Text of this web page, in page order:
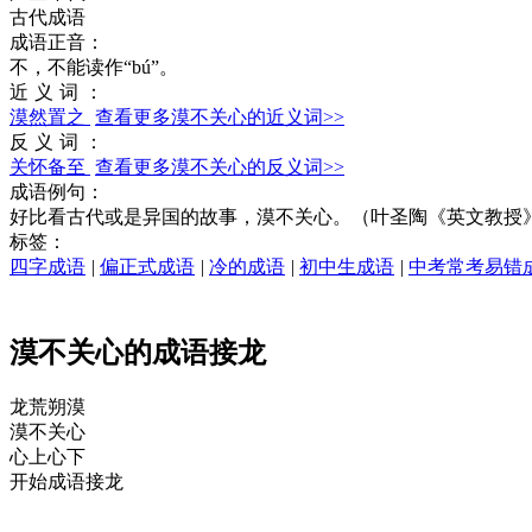
古代成语
成语正音：
不，不能读作“bú”。
近义词：
漠然置之 查看更多漠不关心的近义词>>
反义词：
关怀备至 查看更多漠不关心的反义词>>
成语例句：
好比看古代或是异国的故事，漠不关心。（叶圣陶《英文教授
标签：
四字成语 | 偏正式成语 | 冷的成语 | 初中生成语 | 中考常考易错
漠不关心的成语接龙
龙荒朔漠
漠不关心
心 上心下
开始成语接龙